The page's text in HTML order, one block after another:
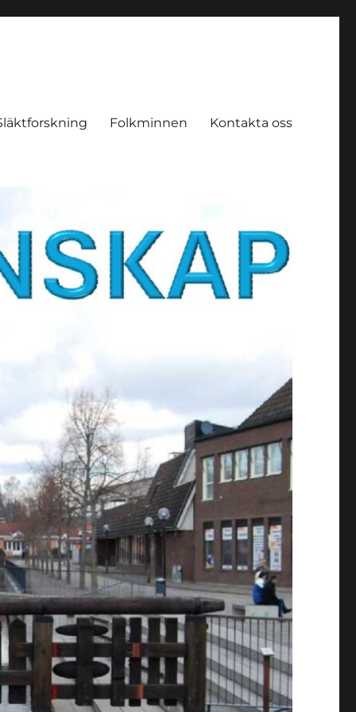
Folkminnen Kontakta oss